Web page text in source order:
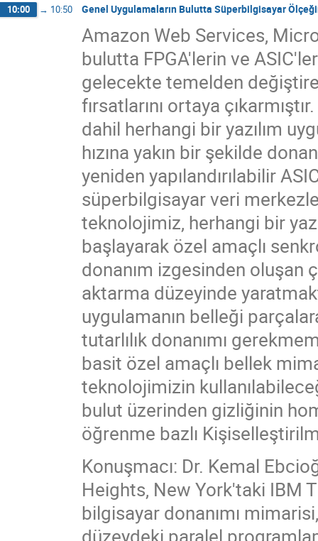
10:00 → 10:50 Genel Uygulamaların Bulutta Süperbilgisayar
Amazon Web Services,
bulutta FPGA'lerin ve
gelecekte temelden
fırsatlarını ortaya
dahil herhangi bir yazılım
hızına yakın bir şekilde
yeniden yapılandırılabilir
süperbilgisayar veri
teknolojimiz, herhangi bir
başlayarak özel amaçlı
donanım izgesinden oluşan
aktarma düzeyinde
uygulamanın belleği
tutarlılık donanımı
basit özel amaçlı bellek
teknolojimizin
bulut üzerinden gizliğinin
öğrenme bazlı
Konuşmacı: Dr. Kemal
Heights, New York'taki IBM
bilgisayar donanımı